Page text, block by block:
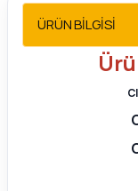
ÜRÜN BİLGİSİ